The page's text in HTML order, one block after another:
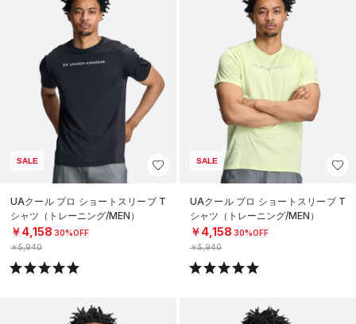
SALE
UAクール プロ ショートスリーブ T
シャツ（トレーニング/MEN）
￥4,158 30%OFF
￥5,940
SALE
UAクール プロ ショートスリーブ T
シャツ（トレーニング/MEN）
￥4,158 30%OFF
￥5,940